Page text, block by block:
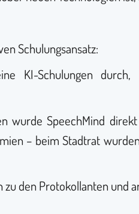
Schulungsansatz:
KI-Schulungen
wurde SpeechMind
– beim Stadtrat
zu den Protokollanten